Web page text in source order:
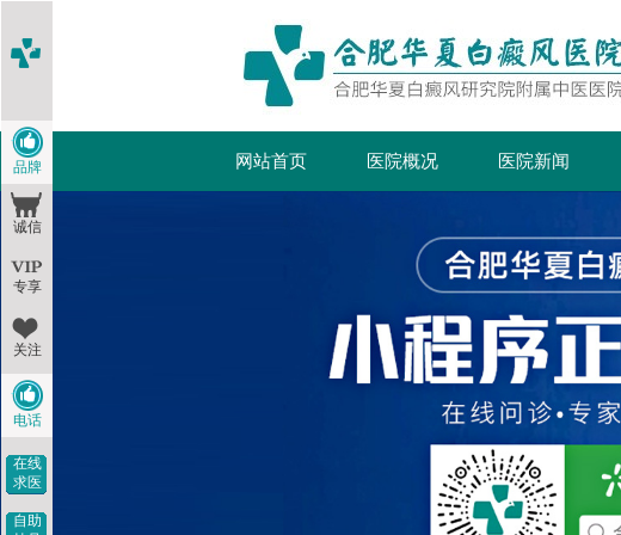
品牌
诚信
专享
关注
电话
在线
求医
自助
网站首页 医院概况 医院新闻